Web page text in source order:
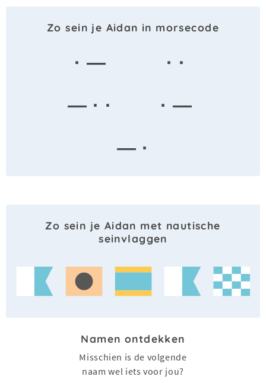
Zo sein je Aidan in morsecode
· —
· ·
— · ·
· —
— ·
Zo sein je Aidan met nautische
seinvlaggen
Namen ontdekken
Misschien is de volgende
naam wel iets voor jou?